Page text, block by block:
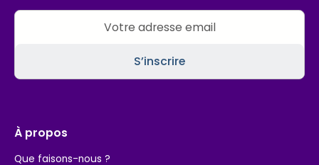
À propos
Que faisons-nous ?